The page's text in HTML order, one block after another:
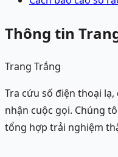
Thông tin
Trang Trắng
Tra cứu số điện thoại
nhận cuộc gọi. Chúng
tổng hợp trải nghiệm